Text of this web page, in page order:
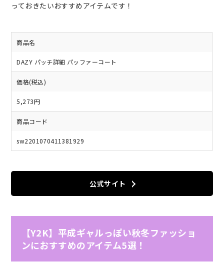
っておきたいおすすめアイテムです！
商品名
DAZY パッチ詳細 パッファーコート
価格(税込)
5,273円
商品コード
sw2201070411381929
公式サイト
【Y2K】平成ギャルっぽい秋冬ファッショ
ンにおすすめのアイテム5選！